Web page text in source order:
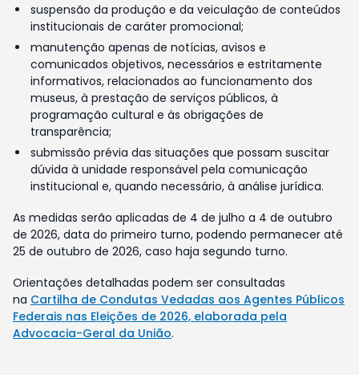
suspensão da produção e da veiculação de conteúdos
institucionais de caráter promocional;
manutenção apenas de notícias, avisos e
comunicados objetivos, necessários e estritamente
informativos, relacionados ao funcionamento dos
museus, à prestação de serviços públicos, à
programação cultural e às obrigações de
transparência;
submissão prévia das situações que possam suscitar
dúvida à unidade responsável pela comunicação
institucional e, quando necessário, à análise jurídica.
As medidas serão aplicadas de 4 de julho a 4 de outubro
de 2026, data do primeiro turno, podendo permanecer até
25 de outubro de 2026, caso haja segundo turno.
Orientações detalhadas podem ser consultadas
na Cartilha de Condutas Vedadas aos Agentes Públicos
Federais nas Eleições de 2026, elaborada pela
Advocacia-Geral da União.